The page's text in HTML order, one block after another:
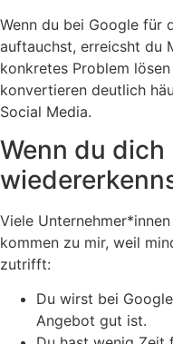
Wenn du bei Google für
auftauchst, erreicsht du
konkretes Problem
konvertieren deutlich
Social Media.
Wenn du dich
Viele
kommen zu mir, weil
zutrifft:
Du wirst bei
Angebot gut ist.